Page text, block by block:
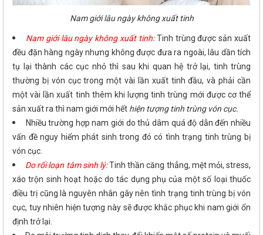
Nam giới lâu ngày không xuất tinh
Nam giới lâu ngày không xuất tinh:Tinh trùng được sản xuất
đều đặn hàng ngày nhưng không được đưa ra ngoài, lâu dần tích
tụ lại thành các cục nhỏ thì sau khi quan hệ trở lại, tinh trùng
thường bị vón cục trong một vài lần xuất tinh đầu, và phải cần
một vài lần xuất tinh thêm khi lượng tinh trùng mới được cơ thể
sản xuất ra thì nam giới mới hết hiện tượng tinh trùng vón cục.
Nhiều trường hợp nam giới do thủ dâm quá độ dẫn đến nhiều
vấn đề nguy hiểm phát sinh trong đó có tình trạng tinh trùng bị
vón cục.
Do rối loạn tâm sinh lý:Tinh thần căng thẳng, mệt mỏi, stress,
xáo trộn sinh hoạt hoặc do tác dụng phụ của một số loại thuốc
điều trị cũng là nguyên nhân gây nên tình trạng tinh trùng bị vón
cục, tuy nhiên hiện tượng này sẽ được khắc phục khi nam giới ổn
định trở lại.